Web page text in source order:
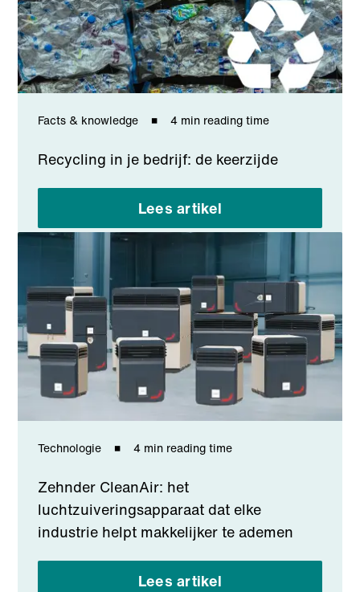
Facts & knowledge 4 min reading time
Recycling in je bedrijf: de keerzijde
Lees artikel
Technologie 4 min reading time
Zehnder CleanAir: het
luchtzuiveringsapparaat dat elke
industrie helpt makkelijker te ademen
Lees artikel